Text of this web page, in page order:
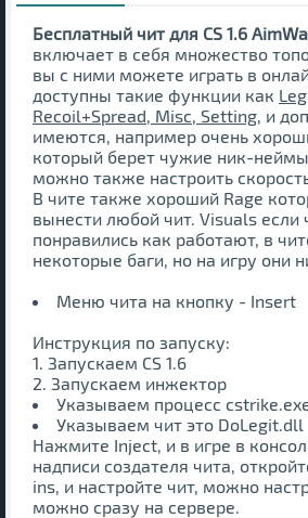
Бесплатный чит для CS 1.6
включает в себя множество
вы с ними можете играть в
доступны такие функции как
Recoil+Spread, Misc, Setting, и
имеются, например очень
который берет чужие ник-
можно также настроить
В чите также хороший Rage
вынести любой чит. Visuals если
понравились как работают, в
некоторые баги, но на игру они
Меню чита на кнопку - Insert
Инструкция по запуску:
1. Запускаем CS 1.6
2. Запускаем инжектор
Указываем процесс
Указываем чит это DoLegit.dll
Нажмите Inject, и в игре в
надписи создателя чита,
ins, и настройте чит, можно
можно сразу на сервере.